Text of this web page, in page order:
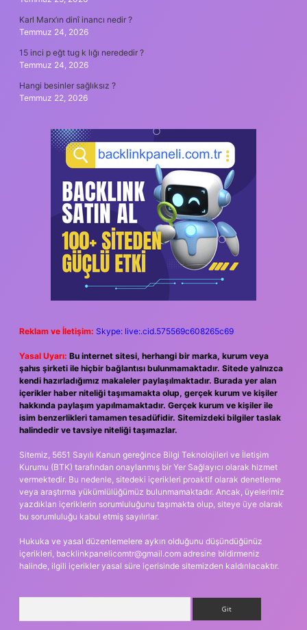
Karl Marx’ın dinî inancı nedir ?
Temmuz 24, 2026
15 inci p eğt tug k lığı nerededir ?
Temmuz 24, 2026
Hangi besinler sağlıksız ?
Temmuz 22, 2026
Reklam ve İletişim: Skype: live:.cid.575569c608265c69
Yasal Uyarı: Bu internet sitesi, herhangi bir marka, kurum veya
şahıs şirketi ile hiçbir bağlantısı bulunmamaktadır. Sitede yalnızca
kendi hazırladığımız makaleler paylaşılmaktadır. Burada yer alan
içerikler haber niteliği taşımamakta olup, gerçek kurum ve kişiler
hakkında paylaşım yapılmamaktadır. Gerçek kurum ve kişiler ile
isim benzerlikleri tamamen tesadüfidir. Sitemizdeki bilgiler taslak
halindedir ve tavsiye niteliği taşımazlar.
Sitemiz, 5651 Sayılı Kanun gereğince Bilgi Teknolojileri ve İletişim
Kurumu (BTK) tarafından onaylanmış bir Yer Sağlayıcı olarak hizmet
vermektedir. Bu nedenle, sitedeki içerikleri proaktif olarak denetleme
veya araştırma yükümlülüğümüz bulunmamaktadır. Ancak, üyelerimiz
yazdıkları içeriklerin sorumluluğunu taşımakta olup, siteye üye olarak
bu sorumluluğu kabul etmiş sayılırlar.
Hukuka ve yasal düzenlemelere aykırı olduğunu düşündüğünüz
içerikleri, backlinkpanelicomtr@gmail.com adresine bildirmeniz
halinde, ilgili içerikler yasal süre içerisinde sitemizden kaldırılacaktır.